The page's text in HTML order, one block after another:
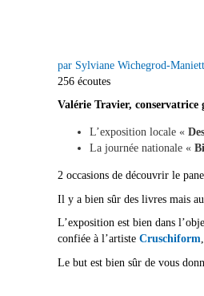
par Sylviane Wichegrod-
256 écoutes
Valérie Travier, conservatrice
L’exposition locale «
La journée nationale «
2 occasions de découvrir le
Il y a bien sûr des livres mais
L’exposition est bien dans
confiée à l’artiste Cruschiform
Le but est bien sûr de vous